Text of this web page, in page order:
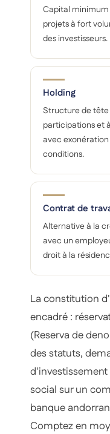
Capital
projets à fort
des investisseurs.
Holding
Structure de
participations et
avec exonération
conditions.
Contrat de
Alternative à la
avec un
droit à la
La constitution
encadré :
(Reserva de
des statuts,
social sur un
banque
Comptez en